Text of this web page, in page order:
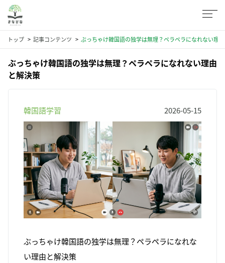
トップ 記事コンテンツ ぶっちゃけ韓国語の独学は無理？ペラペラになれない理
ぶっちゃけ韓国語の独学は無理？ペラペラになれない理由
と解決策
韓国語学習 2026-05-15
ぶっちゃけ韓国語の独学は無理？ペラペラになれな
い理由と解決策